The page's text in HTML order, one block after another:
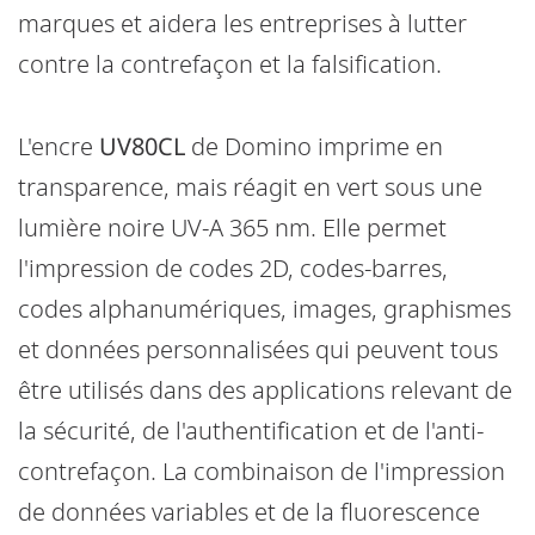
marques et aidera les entreprises à lutter
contre la contrefaçon et la falsification.
L'encre UV80CL de Domino imprime en
transparence, mais réagit en vert sous une
lumière noire UV-A 365 nm. Elle permet
l'impression de codes 2D, codes-barres,
codes alphanumériques, images, graphismes
et données personnalisées qui peuvent tous
être utilisés dans des applications relevant de
la sécurité, de l'authentification et de l'anti-
contrefaçon. La combinaison de l'impression
de données variables et de la fluorescence